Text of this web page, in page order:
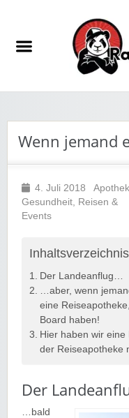
Wenn jemand
4. Juli 2018
Gesundheit
Reisen &
Events
Inhaltsverzeichnis
Der Landeanflug…
…aber, wenn
eine
Board haben!
Hier haben wir
der Reiseapotheke
Der
…bald